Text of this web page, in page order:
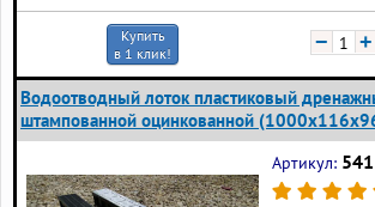
Купить
в 1 клик!
− +
Водоотводный лоток пластиковый
штампованной оцинкованной
Артикул: 541